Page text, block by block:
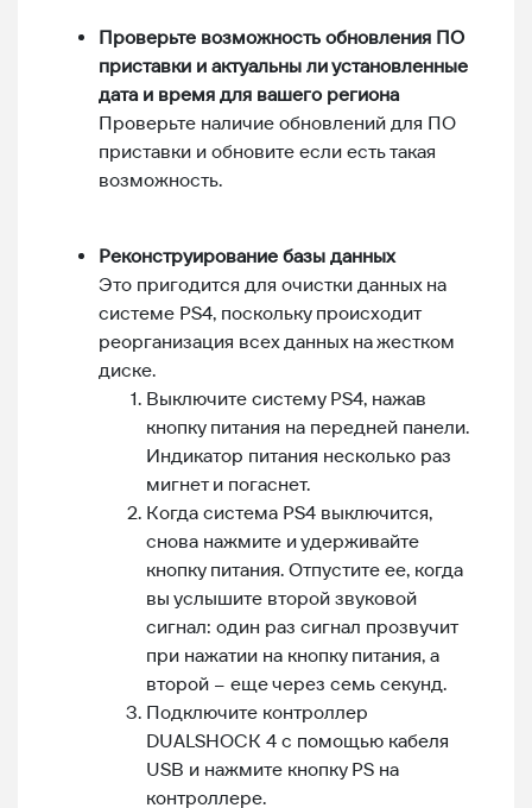
Проверьте возможность обновления ПО
приставки и актуальны ли установленные
дата и время для вашего региона
Проверьте наличие обновлений для ПО
приставки и обновите если есть такая
возможность.
Реконструирование базы данных
Это пригодится для очистки данных на
системе PS4, поскольку происходит
реорганизация всех данных на жестком
диске.
Выключите систему PS4, нажав
кнопку питания на передней панели.
Индикатор питания несколько раз
мигнет и погаснет.
Когда система PS4 выключится,
снова нажмите и удерживайте
кнопку питания. Отпустите ее, когда
вы услышите второй звуковой
сигнал: один раз сигнал прозвучит
при нажатии на кнопку питания, а
второй – еще через семь секунд.
Подключите контроллер
DUALSHOCK 4 с помощью кабеля
USB и нажмите кнопку PS на
контроллере.